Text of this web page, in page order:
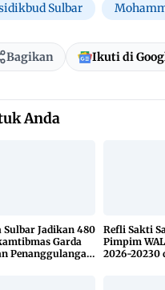
Sulbar
Bagikan Ikuti di
Anda
Sulbar Jadikan 480
Garda
Penanggulangan
Refli Sakti
Pimpim
2026-20230